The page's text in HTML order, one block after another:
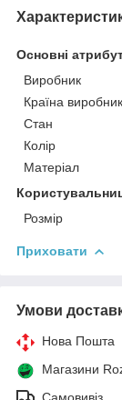
Основні
Виробник
Країна виробник
Стан
Колір
Матеріал
Розмір
Приховати
Умови
Нова Пошта
Магазини
Самовивіз